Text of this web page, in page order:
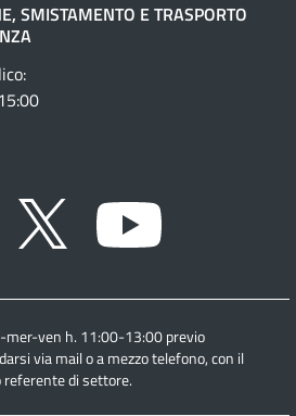
SMISTAMENTO E TRASPORTO
Instagram Twitter
mer-ven h. 11:00-13:00 previo
via mail o a mezzo telefono, con il
di settore.